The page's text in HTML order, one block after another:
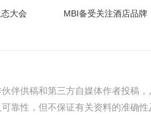
大会
MBI备受关注酒店品
伴供稿和第三方自媒体作者投稿
靠性，但不保证有关资料的准确